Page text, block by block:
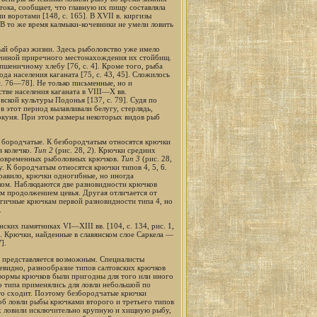
сообщает, что главную их пищу составляла
воротами [148, с. 165]. В XVII в. киргизы
то же время калмыки-кочевники не умели ловить
образ жизни. Здесь рыболовство уже имело
приречного местонахождения их стойбищ.
пшеничному хлебу [76, с. 4]. Кроме того, рыба
населения каганата [75, с. 43, 45]. Сложилось
76—78]. Не только письменные, но и
населения каганата в VIII—X вв.
культуры Подонья [137, с. 79]. Судя по
период вылавливали белугу, стерлядь,
При этом размеры некоторых видов рыб
К безбородчатым относятся крючки
Тип 2(рис. 28, 2). Крючки средних
рыболовных крючков. Тип 3 (рис. 28,
К бородчатым относятся крючки типов 4, 5, 6.
крючки одногибные, но иногда
Наблюдаются две разновидности крючков
продолжением цевья. Другая отличается от
крючкам первой разновидности типа 4, но
памятниках VI—XIII вв. [104, с. 134, рис. 1,
найденные в славянском слое Саркела —
].
возможным. Специалисты
разнообразие типов салтовских крючков
крючков были пригодны для того или иного
применялись для ловли небольшой по
сходит. Поэтому безбородчатые крючки
ловли рыбы крючками второго и третьего типов
ловили исключительно крупную и хищную рыбу,